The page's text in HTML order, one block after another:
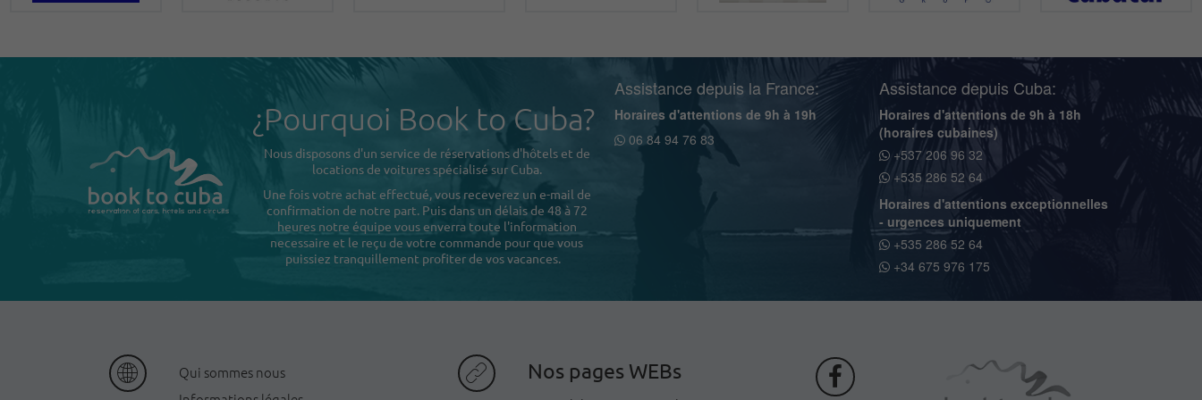
¿Pourquoi Book to Cuba?
Nous disposons d'un service de réservations d'hôtels et de
locations de voitures spécialisé sur Cuba.
Une fois votre achat effectué, vous receverez un e-mail de
confirmation de notre part. Puis dans un délais de 48 à 72
heures notre équipe vous enverra toute l'information
necessaire et le reçu de votre commande pour que vous
puissiez tranquillement profiter de vos vacances.
Assistance depuis la France:
Horaires d'attentions de 9h à 19h
06 84 94 76 83
Assistance depuis Cuba:
Horaires d'attentions de 9h à 18h
(horaires cubaines)
+537 206 96 32
+535 286 52 64
Horaires d'attentions exceptionnelles
- urgences uniquement
+535 286 52 64
+34 675 976 175
Qui sommes nous
Nos pages WEBs